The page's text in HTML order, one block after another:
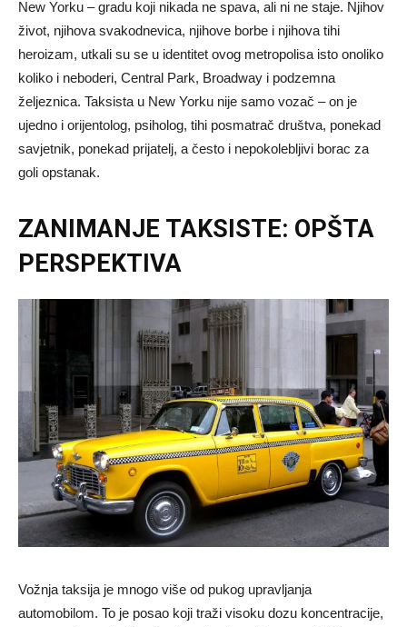
New Yorku – gradu koji nikada ne spava, ali ni ne staje. Njihov
život, njihova svakodnevica, njihove borbe i njihova tihi
heroizam, utkali su se u identitet ovog metropolisa isto onoliko
koliko i neboderi, Central Park, Broadway i podzemna
željeznica. Taksista u New Yorku nije samo vozač – on je
ujedno i orijentolog, psiholog, tihi posmatrač društva, ponekad
savjetnik, ponekad prijatelj, a često i nepokolebljivi borac za
goli opstanak.
ZANIMANJE TAKSISTE: OPŠTA
PERSPEKTIVA
Vožnja taksija je mnogo više od pukog upravljanja
automobilom. To je posao koji traži visoku dozu koncentracije,